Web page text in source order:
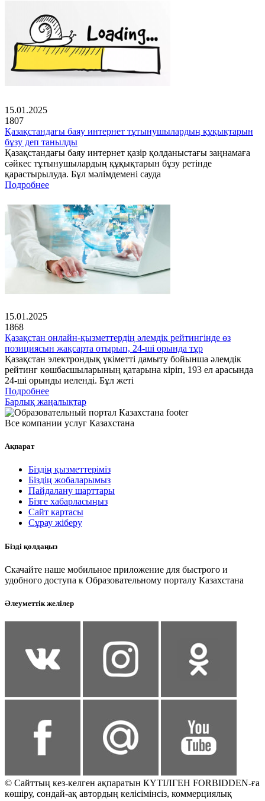
15.01.2025
1807
Қазақстандағы баяу интернет тұтынушылардың құқықтарын
бұзу деп танылды
Қазақстандағы баяу интернет қазір қолданыстағы заңнамаға
сәйкес тұтынушылардың құқықтарын бұзу ретінде
қарастырылуда. Бұл мәлімдемені сауда
Подробнее
15.01.2025
1868
Қазақстан онлайн-қызметтердің әлемдік рейтингінде өз
позициясын жақсарта отырып, 24-ші орында тұр
Қазақстан электрондық үкіметті дамыту бойынша әлемдік
рейтинг көшбасшыларының қатарына кіріп, 193 ел арасында
24-ші орынды иеленді. Бұл жеті
Подробнее
Барлық жаңалықтар
Все компании услуг Казахстана
Ақпарат
Біздің қызметтеріміз
Біздің жобаларымыз
Пайдалану шарттары
Бізге хабарласыңыз
Сайт картасы
Сұрау жіберу
Бізді қолдаңыз
Скачайте наше мобильное приложение для быстрого и
удобного доступа к Образовательному порталу Казахстана
Әлеуметтік желілер
© Сайттың кез-келген ақпаратын КҮТІЛГЕН FORBIDDEN-ға
көшіру, сондай-ақ автордың келісімінсіз, коммерциялық